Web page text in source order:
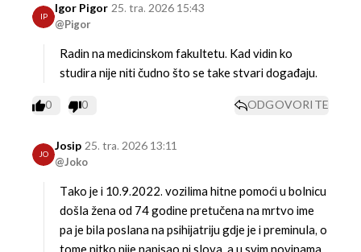
IP
Igor Pigor
@Pigor
25. tra. 2026 15:43
Radin na medicinskom fakultetu. Kad vidin ko
studira nije niti čudno što se take stvari događaju.
0 0 ODGOVORITE
JO
Josip
@Joko
25. tra. 2026 13:11
Tako je i 10.9.2022. vozilima hitne pomoći u bolnicu
došla žena od 74 godine pretučena na mrtvo ime
pa je bila poslana na psihijatriju gdje je i preminula, o